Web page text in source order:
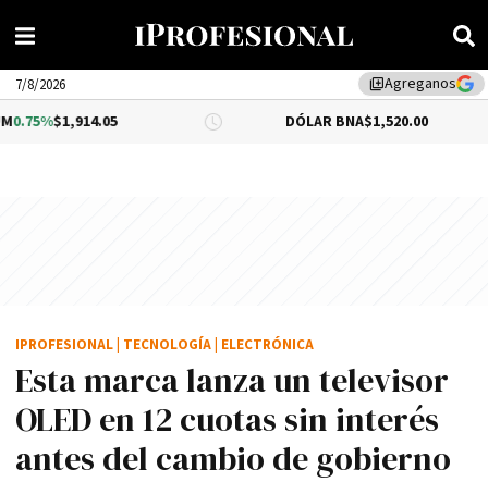
library_addAgreganos
7/8/2026
DÓLAR BNA $1,520.00
Esta marca lanza un televisor
OLED en 12 cuotas sin interés
antes del cambio de gobierno
IPROFESIONAL TECNOLOGÍA ELECTRÓNICA